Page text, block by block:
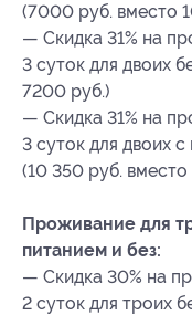
(7000 руб. вместо
— Скидка 31% на
3 суток для двоих
7200 руб.)
— Скидка 31% на
3 суток для двоих
(10 350 руб.
Проживание для
питанием и без:
— Скидка 30% на
2 суток для троих